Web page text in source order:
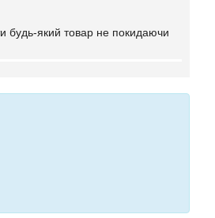
будь-який товар не покидаючи